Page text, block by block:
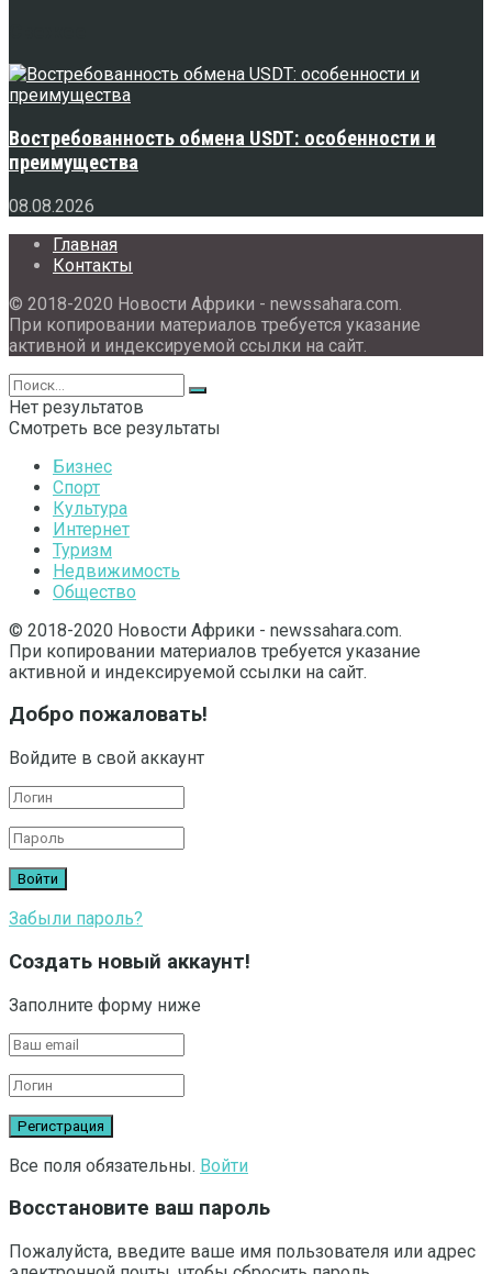
Востребованность обмена USDT: особенности и
преимущества
08.08.2026
Главная
Контакты
© 2018-2020 Новости Африки - newssahara.com.
При копировании материалов требуется указание
активной и индексируемой ссылки на сайт.
Нет результатов
Смотреть все результаты
Бизнес
Спорт
Культура
Интернет
Туризм
Недвижимость
Общество
© 2018-2020 Новости Африки - newssahara.com.
При копировании материалов требуется указание
активной и индексируемой ссылки на сайт.
Добро пожаловать!
Войдите в свой аккаунт
Забыли пароль?
Создать новый аккаунт!
Заполните форму ниже
Все поля обязательны. Войти
Восстановите ваш пароль
Пожалуйста, введите ваше имя пользователя или адрес